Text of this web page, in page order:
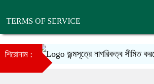
TERMS OF SERVICE
শিরোনাম : জন্মসূত্রে নাগরিকত্ব সীমিত করতে